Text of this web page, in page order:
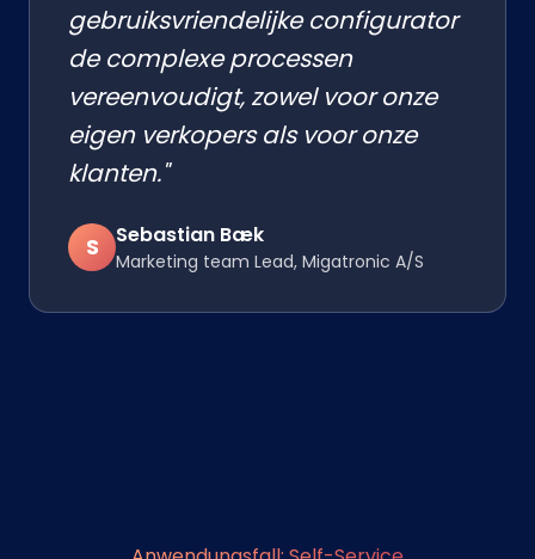
gebruiksvriendelijke configurator
de complexe processen
vereenvoudigt, zowel voor onze
eigen verkopers als voor onze
klanten."
S Sebastian Bæk
Marketing team Lead, Migatronic A/S